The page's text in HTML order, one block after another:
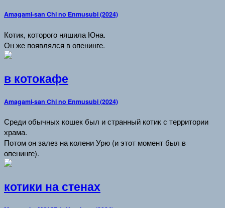
Amagami-san Chi no Enmusubi (2024)
Котик, которого няшила Юна.
Он же появлялся в опенинге.
в котокафе
Amagami-san Chi no Enmusubi (2024)
Среди обычных кошек был и странный котик с территории
храма.
Потом он залез на колени Урю (и этот момент был в
опенинге).
котики на стенах